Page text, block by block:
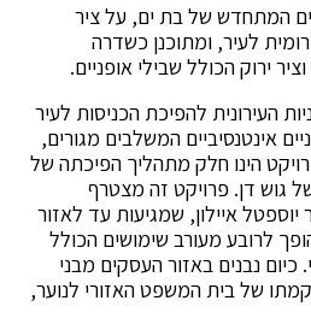
המתחדש של בת ים, על ציר
לעיר, ומתוכנן כשדרה
ירוק הכולל שבילי אופניים.
העירונית להפיכת הכניסות לעיר
אינטנסיביים המשלבים מגורים,
הינו חלק מתהליך הפיכתה של
גוש דן. פרויקט זה מצטרף
יוספטל איילון, שמגיעות עד לאזור
לרובע מעורב שימושים הכולל
כיום נבנים באזור העסקים מבני
של בית המשפט האזורי לנוער,